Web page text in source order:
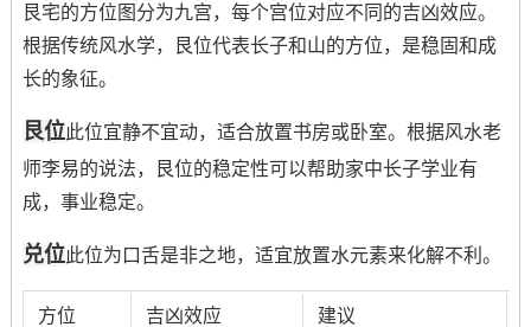
艮宅的方位图分为九宫，每个宫位对应不同的吉凶效应。
根据传统风水学，艮位代表长子和山的方位，是稳固和成
长的象征。
艮位此位宜静不宜动，适合放置书房或卧室。根据风水老
师李易的说法，艮位的稳定性可以帮助家中长子学业有
成，事业稳定。
兑位此位为口舌是非之地，适宜放置水元素来化解不利。
方位 吉凶效应 建议